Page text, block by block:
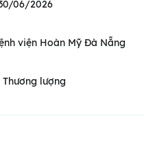
06/2026
viện Hoàn Mỹ Đà Nẵng
Thương lượng